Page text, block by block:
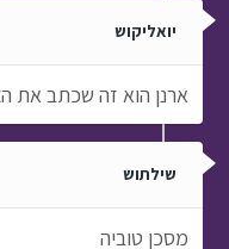
יואליקוש
ארנן הוא זה שכתב את
שילתוש
מסכן טוביה